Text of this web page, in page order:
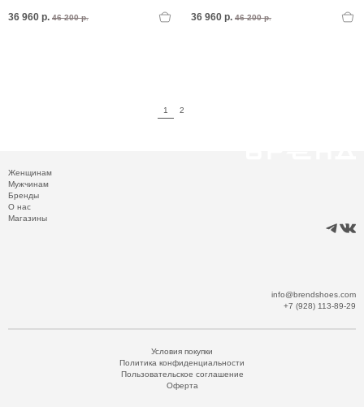
36 960 р. 46 200 р. 36 960 р. 46 200 р.
1 2
Женщинам
Мужчинам
Бренды
О нас
Магазины
info@brendshoes.com
+7 (928) 113-89-29
Условия покупки
Политика конфиденциальности
Пользовательское соглашение
Оферта